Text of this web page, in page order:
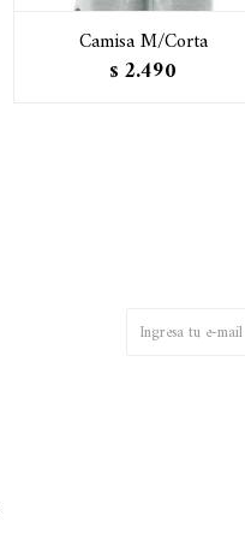
Camisa M/Corta
$ 2.490